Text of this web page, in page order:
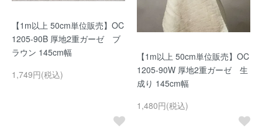
【1m以上 50cm単位販売】OC
1205-90B 厚地2重ガーゼ ブ
ラウン 145cm幅
1,749円(税込)
【1m以上 50cm単位販売】OC
1205-90W 厚地2重ガーゼ 生
成り 145cm幅
1,480円(税込)